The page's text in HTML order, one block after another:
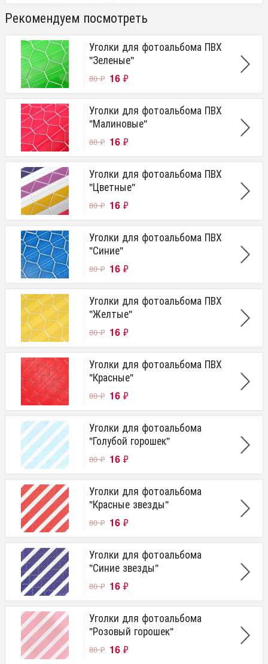
Рекомендуем посмотреть
Уголки для фотоальбома ПВХ
"Зеленые"
80₽ 16 ₽
Уголки для фотоальбома ПВХ
"Малиновые"
80₽ 16 ₽
Уголки для фотоальбома ПВХ
"Цветные"
80₽ 16 ₽
Уголки для фотоальбома ПВХ
"Синие"
80₽ 16 ₽
Уголки для фотоальбома ПВХ
"Желтые"
80₽ 16 ₽
Уголки для фотоальбома ПВХ
"Красные"
80₽ 16 ₽
Уголки для фотоальбома
"Голубой горошек"
80₽ 16 ₽
Уголки для фотоальбома
"Красные звезды"
80₽ 16 ₽
Уголки для фотоальбома
"Синие звезды"
80₽ 16 ₽
Уголки для фотоальбома
"Розовый горошек"
80₽ 16 ₽